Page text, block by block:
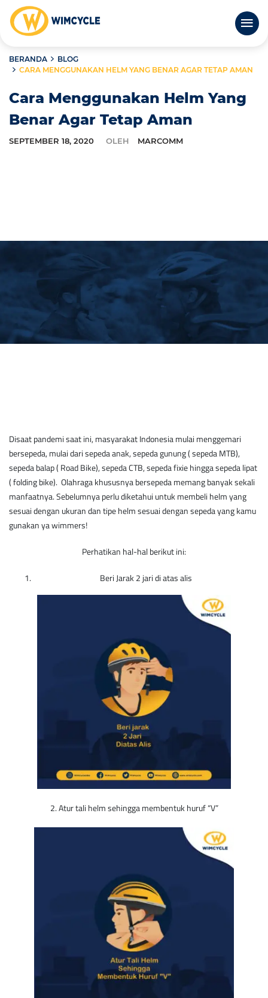
BERANDA
BLOG
CARA MENGGUNAKAN HELM YANG BENAR AGAR TETAP AMAN
Cara Menggunakan Helm Yang
Benar Agar Tetap Aman
SEPTEMBER 18, 2020 OLEH MARCOMM
Disaat pandemi saat ini, masyarakat Indonesia mulai menggemari
bersepeda, mulai dari sepeda anak, sepeda gunung ( sepeda MTB),
sepeda balap ( Road Bike), sepeda CTB, sepeda fixie hingga sepeda lipat
( folding bike). Olahraga khususnya bersepeda memang banyak sekali
manfaatnya. Sebelumnya perlu diketahui untuk membeli helm yang
sesuai dengan ukuran dan tipe helm sesuai dengan sepeda yang kamu
gunakan ya wimmers!
Perhatikan hal-hal berikut ini:
Beri Jarak 2 jari di atas alis
2. Atur tali helm sehingga membentuk huruf “V”